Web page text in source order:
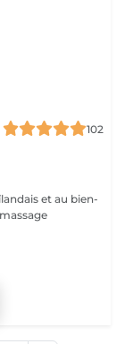
102
et au bien-